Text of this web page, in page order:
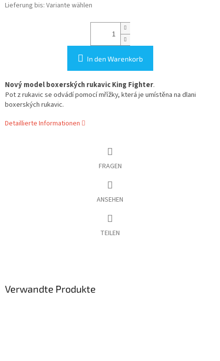
Lieferung bis: Variante wählen
In den Warenkorb
Nový model boxerských rukavic King Fighter.
Pot z rukavic se odvádí pomocí mřížky, která je umístěna na dlani
boxerských rukavic.
Detaillierte Informationen
FRAGEN
ANSEHEN
TEILEN
Verwandte Produkte